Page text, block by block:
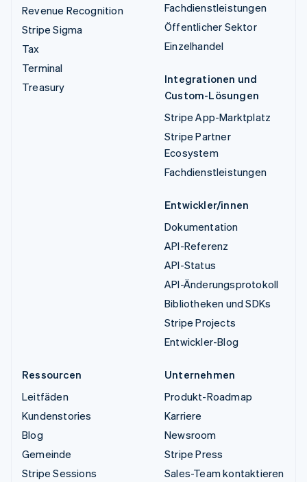
Revenue Recognition
Stripe Sigma
Tax
Terminal
Treasury
Fachdienstleistungen
Öffentlicher Sektor
Einzelhandel
Integrationen und
Custom-Lösungen
Stripe App-Marktplatz
Stripe Partner
Ecosystem
Fachdienstleistungen
Entwickler/innen
Dokumentation
API-Referenz
API-Status
API-Änderungsprotokoll
Bibliotheken und SDKs
Stripe Projects
Entwickler-Blog
Ressourcen
Leitfäden
Kundenstories
Blog
Gemeinde
Stripe Sessions
Unternehmen
Produkt-Roadmap
Karriere
Newsroom
Stripe Press
Sales-Team kontaktieren